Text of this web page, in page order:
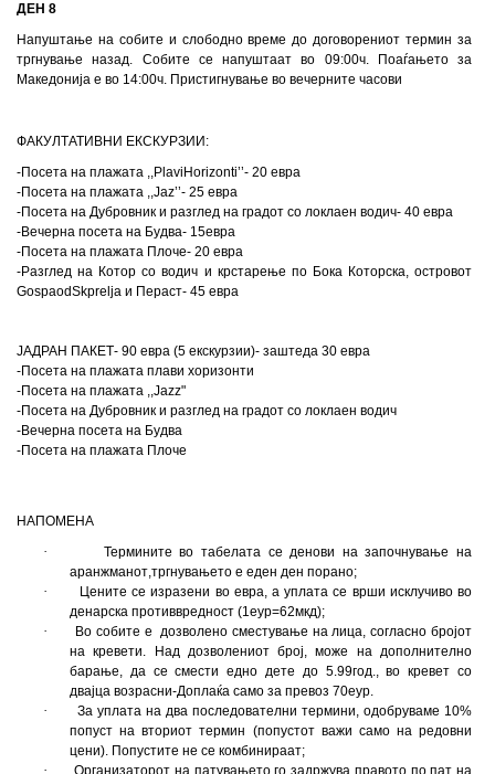
ДЕН 8
Напуштање на собите и слободно време до договорениот термин за
тргнување назад. Собите се напуштаат во 09:00ч. Поаѓањето за
Македонија е во 14:00ч. Пристигнување во вечерните часови
ФАКУЛТАТИВНИ ЕКСКУРЗИИ :
-Посета на плажата ,,Plavi Horizonti’’- 20 евра
-Посета на плажата ,,Jaz’’- 25 евра
-Посета на Дубровник и разглед на градот со локлаен водич- 40 евра
-Вечерна посета на Будва- 15eвра
-Посета на плажата Плоче- 20 евра
-Разглед на Котор со водич и крстарење по Бока Которска,островот
GospaodSkprelja и Пераст- 45 евра
ЈАДРАН ПАКЕТ- 90 евра (5 екскурзии)- заштеда 30 евра
-Посета на плажата плави хоризонти
-Посета на плажата ,,Jazz"
-Посета на Дубровник и разглед на градот со локлаен водич
-Вечерна посета на Будва
-Посета на плажата Плоче
НАПОМЕНА
·
Термините во табелата се денови на започнување на
аранжманот,тргнувањето е еден ден порано;
·
Цените се изразени во евра, а уплата се врши исклучиво во
денарска противвредност (1еур=62мкд);
·
Во собите е дозволено сместување на лица, согласно бројот
на кревети. Над дозволениот број, може на дополнително
барање, да се смести едно дете до 5.99год., во кревет со
двајца возрасни-Доплаќа само за превоз 70еур.
·
За уплата на два последователни термини, одобруваме 10%
попуст на вториот термин (попустот важи само на редовни
цени). Попустите не се комбинираат;
·
Организаторот на патувањето го задржува правото по пат на